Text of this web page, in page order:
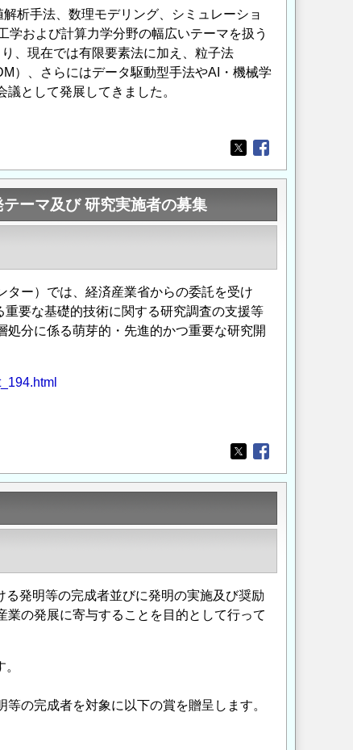
析手法、数理モデリング、シミュレーショ
および計算力学分野の幅広いテーマを扱う
、現在では有限要素法に加え、粒子法
）、さらにはデータ駆動型手法やAI・機械学
として発展してきました。
Opens in a new
Opens in a new
ーマ及び 研究実施者の募集
ー）では、経済産業省からの委託を受け
要な基礎的技術に関する研究調査の支援等
分に係る萌芽的・先進的かつ重要な研究開
Opens in a new
Opens in a new
発明等の完成者並びに発明の実施及び奨励
の発展に寄与することを目的として行って
の完成者を対象に以下の賞を贈呈します。